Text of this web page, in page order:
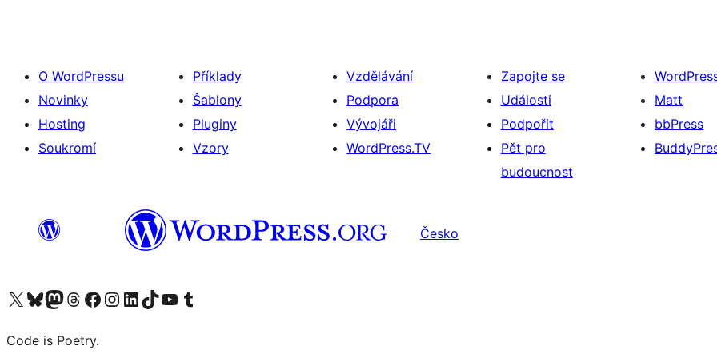
O WordPressu
Novinky
Hosting
Soukromí
Příklady
Šablony
Pluginy
Vzory
Vzdělávání
Podpora
Vývojáři
WordPress.TV
Zapojte se
Události
Podpořit
Pět pro
budoucnost
Matt
bbPress
Česko
Navštivte náš účet na X (dříve Twitter)
Navštivte náš Bluesky účetNavštivte náš účet Mastodon
Navštivte náš Threads účetNavštivte naši stránku na Facebooku
Navštivte náš Instagram účetNavštivte náš LinkedIn účetNavštivte náš TikTok účetNavštivte náš YouTube kanálNavštivte náš Tumblr účet
Code is Poetry.